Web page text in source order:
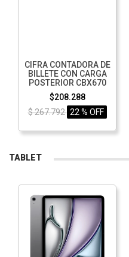
CIFRA CONTADORA DE
BILLETE CON CARGA
POSTERIOR CBX670
$208.288
$ 267.792 22 % OFF
TABLET